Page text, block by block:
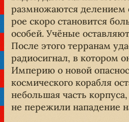
размножаются делением
рое скоро становится
особей. Учёные
После этого терранам
радиосигнал, в котором
Империю о новой
космического корабля
небольшая часть
не пережили нападение